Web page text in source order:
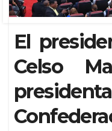
El
Celso